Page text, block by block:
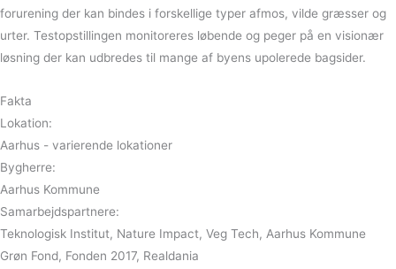
forurening der kan bindes i forskellige typer afmos, vilde græsser og
urter. Testopstillingen monitoreres løbende og peger på en visionær
løsning der kan udbredes til mange af byens upolerede bagsider.
Fakta
Lokation:
Aarhus - varierende lokationer
Bygherre:
Aarhus Kommune
Samarbejdspartnere:
Teknologisk Institut, Nature Impact, Veg Tech, Aarhus Kommune
Grøn Fond, Fonden 2017, Realdania